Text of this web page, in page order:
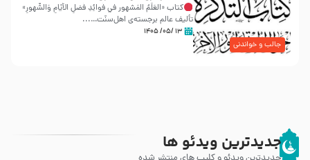
جالب و خواندنی
کتاب «العَلَمُ المَشهور في فَوائِدِ فَضلِ الأيّامِ وَالشُّهورِ»
تألیف عالم برجسته‌ی اهل‌سنّت…...
۱۳ /۰۵/ ۱۴۰۵
جدیدترین ویدئو ها